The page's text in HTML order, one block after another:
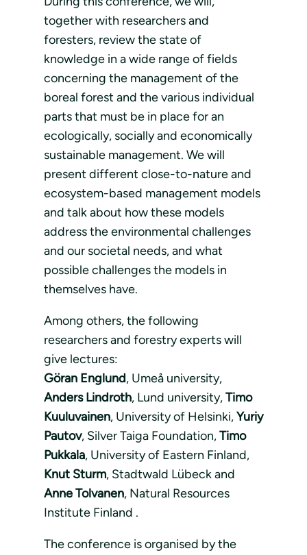
together with researchers and
foresters, review the state of
knowledge in a wide range of fields
concerning the management of the
boreal forest and the various individual
parts that must be in place for an
ecologically, socially and economically
sustainable management. We will
present different close-to-nature and
ecosystem-based management models
and talk about how these models
address the environmental challenges
and our societal needs, and what
possible challenges the models in
themselves have.
Among others, the following
researchers and forestry experts will
give lectures:
Göran Englund, Umeå university,
Anders Lindroth, Lund university,Timo
Kuuluvainen, University of Helsinki,Yuriy
Pautov, Silver Taiga Foundation,Timo
Pukkala, University of Eastern Finland,
Knut Sturm, Stadtwald Lübeck and
Anne Tolvanen, Natural Resources
Institute Finland .
The conference is organised by the